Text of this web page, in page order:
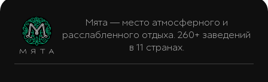
Мята — место атмосферного и
расслабленного отдыха. 260+ заведений
в 11 странах.